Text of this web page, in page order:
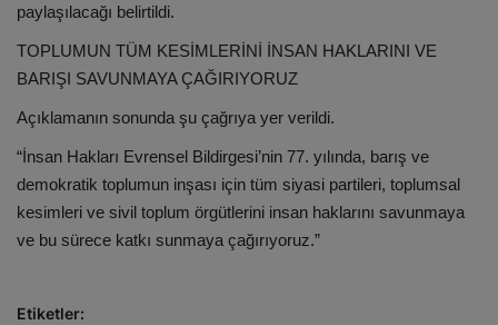
paylaşılacağı belirtildi.
TOPLUMUN TÜM KESİMLERİNİ İNSAN HAKLARINI VE
BARIŞI SAVUNMAYA ÇAĞIRIYORUZ
Açıklamanın sonunda şu çağrıya yer verildi.
“İnsan Hakları Evrensel Bildirgesi’nin 77. yılında, barış ve
demokratik toplumun inşası için tüm siyasi partileri, toplumsal
kesimleri ve sivil toplum örgütlerini insan haklarını savunmaya
ve bu sürece katkı sunmaya çağırıyoruz.”
Etiketler: